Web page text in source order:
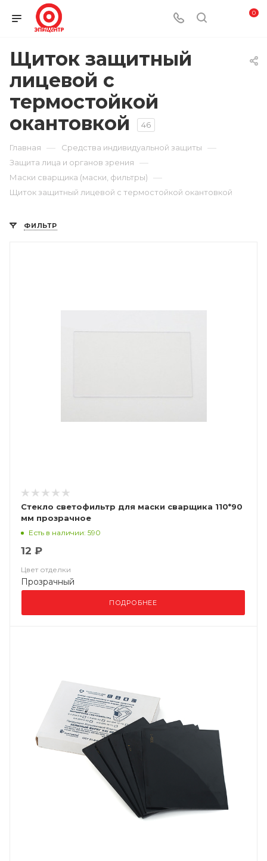
0
Щиток защитный
лицевой с
термостойкой
окантовкой
46
Главная — Средства индивидуальной защиты —
Защита лица и органов зрения —
Маски сварщика (маски, фильтры) —
Щиток защитный лицевой с термостойкой окантовкой
ФИЛЬТР
Стекло светофильтр для маски сварщика 110*90
мм прозрачное
Есть в наличии: 590
12 ₽
Цвет отделки
Прозрачный
ПОДРОБНЕЕ